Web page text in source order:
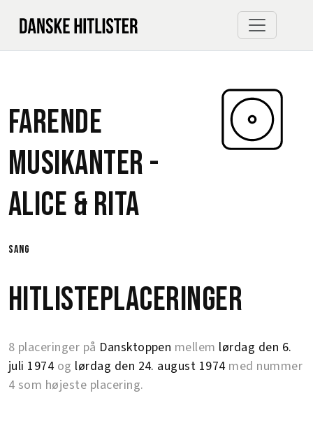
Farende
Musikanter -
Alice & Rita
sang
Hitlisteplaceringer
8 placeringer på Dansktoppen mellem lørdag den 6.
juli 1974 og lørdag den 24. august 1974 med nummer
4 som højeste placering.